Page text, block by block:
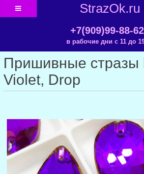
StrazOk.ru
+7(909)99-88-
в рабочие дни с 11 до
Пришивные стразы
Violet, Drop